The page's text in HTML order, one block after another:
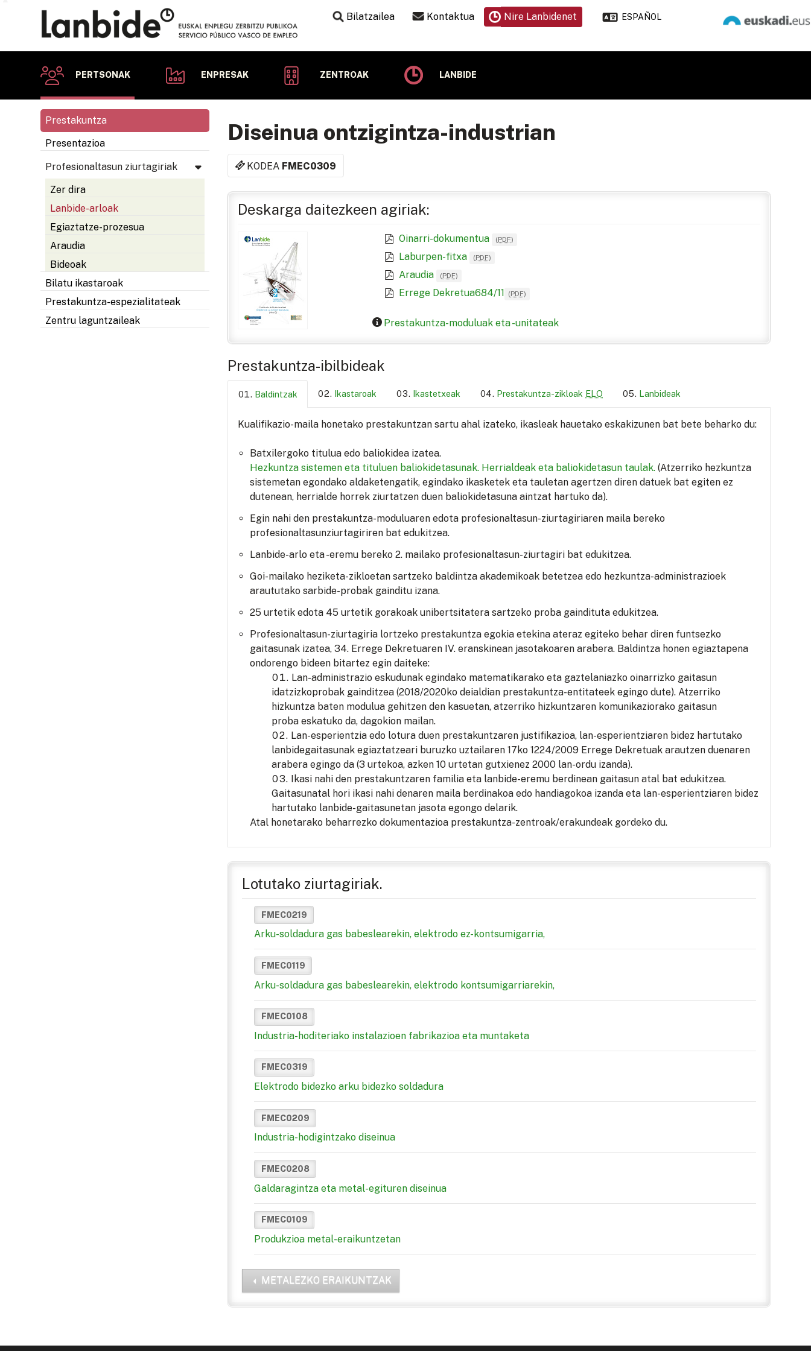
Bilatzailea Kontaktua Nire Lanbidenet ESPAÑOL
PERTSONAK ENPRESAK ZENTROAK LANBIDE
Prestakuntza
Presentazioa
Profesionaltasun ziurtagiriak
Zer dira
Lanbide-arloak
Egiaztatze-prozesua
Araudia
Bideoak
Bilatu ikastaroak
Prestakuntza-espezialitateak
Zentru laguntzaileak
Diseinua ontzigintza-industrian
KODEA FMEC0309
Deskarga daitezkeen agiriak:
Oinarri-dokumentua (PDF)
Laburpen-fitxa (PDF)
Araudia (PDF)
Errege Dekretua684/11 (PDF)
Prestakuntza-moduluak eta -unitateak
Prestakuntza-ibilbideak
Baldintzak Ikastaroak Ikastetxeak Prestakuntza-zikloak ELO Lanbideak
Kualifikazio-maila honetako prestakuntzan sartu ahal izateko, ikasleak hauetako eskakizunen bat bete beharko du:
Batxilergoko titulua edo baliokidea izatea.
Hezkuntza sistemen eta tituluen baliokidetasunak. Herrialdeak eta baliokidetasun taulak. (Atzerriko hezkuntza
sistemetan egondako aldaketengatik, egindako ikasketek eta tauletan agertzen diren datuek bat egiten ez
dutenean, herrialde horrek ziurtatzen duen baliokidetasuna aintzat hartuko da).
Egin nahi den prestakuntza-moduluaren edota profesionaltasun-ziurtagiriaren maila bereko
profesionaltasunziurtagiriren bat edukitzea.
Lanbide-arlo eta -eremu bereko 2. mailako profesionaltasun-ziurtagiri bat edukitzea.
Goi-mailako heziketa-zikloetan sartzeko baldintza akademikoak betetzea edo hezkuntza-administrazioek
araututako sarbide-probak gainditu izana.
25 urtetik edota 45 urtetik gorakoak unibertsitatera sartzeko proba gaindituta edukitzea.
Profesionaltasun-ziurtagiria lortzeko prestakuntza egokia etekina ateraz egiteko behar diren funtsezko
gaitasunak izatea, 34. Errege Dekretuaren IV. eranskinean jasotakoaren arabera. Baldintza honen egiaztapena
ondorengo bideen bitartez egin daiteke:
Lan-administrazio eskudunak egindako matematikarako eta gaztelaniazko oinarrizko gaitasun
idatzizkoprobak gainditzea (2018/2020ko deialdian prestakuntza-entitateek egingo dute). Atzerriko
hizkuntza baten modulua gehitzen den kasuetan, atzerriko hizkuntzaren komunikaziorako gaitasun
proba eskatuko da, dagokion mailan.
Lan-esperientzia edo lotura duen prestakuntzaren justifikazioa, lan-esperientziaren bidez hartutako
lanbidegaitasunak egiaztatzeari buruzko uztailaren 17ko 1224/2009 Errege Dekretuak arautzen duenaren
arabera egingo da (3 urtekoa, azken 10 urtetan gutxienez 2000 lan-ordu izanda).
Ikasi nahi den prestakuntzaren familia eta lanbide-eremu berdinean gaitasun atal bat edukitzea.
Gaitasunatal hori ikasi nahi denaren maila berdinakoa edo handiagokoa izanda eta lan-esperientziaren bidez
hartutako lanbide-gaitasunetan jasota egongo delarik.
Atal honetarako beharrezko dokumentazioa prestakuntza-zentroak/erakundeak gordeko du.
Lotutako ziurtagiriak.
FMEC0219
Arku-soldadura gas babeslearekin, elektrodo ez-kontsumigarria,
FMEC0119
Arku-soldadura gas babeslearekin, elektrodo kontsumigarriarekin,
FMEC0108
Industria-hoditeriako instalazioen fabrikazioa eta muntaketa
FMEC0319
Elektrodo bidezko arku bidezko soldadura
FMEC0209
Industria-hodigintzako diseinua
FMEC0208
Galdaragintza eta metal-egituren diseinua
FMEC0109
Produkzioa metal-eraikuntzetan
METALEZKO ERAIKUNTZAK